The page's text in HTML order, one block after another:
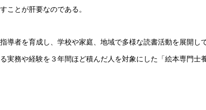
ことが肝要なのである。
導者を育成し、学校や家庭、地域で多様な読書活動を展開し
実務や経験を３年間ほど積んだ人を対象にした「絵本専門士